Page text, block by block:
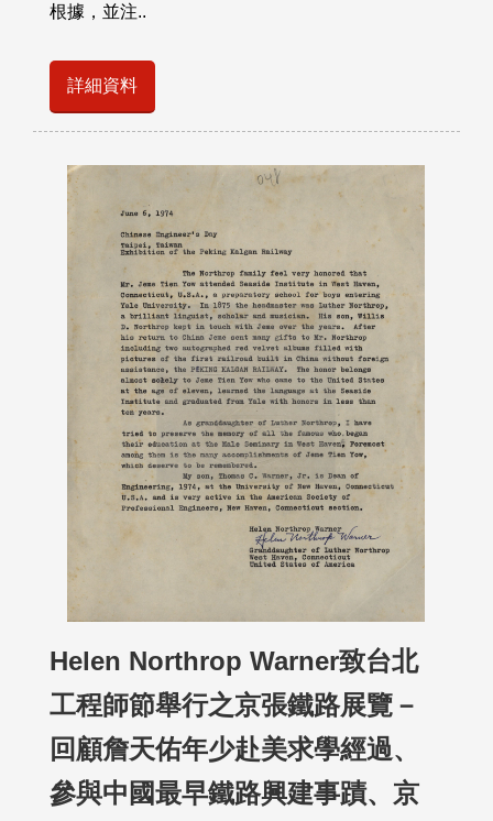
根據，並注..
詳細資料
Helen Northrop Warner致台北
工程師節舉行之京張鐵路展覽－
回顧詹天佑年少赴美求學經過、
參與中國最早鐵路興建事蹟、京